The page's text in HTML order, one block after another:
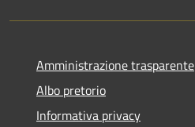
Amministrazione trasparente
Albo pretorio
Informativa privacy